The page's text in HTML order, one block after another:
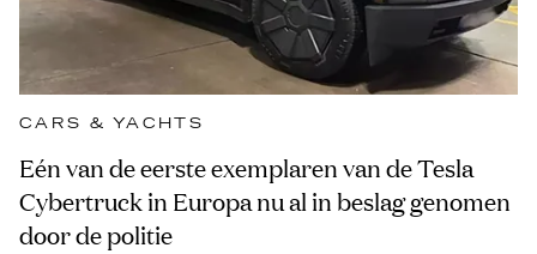
CARS & YACHTS
Eén van de eerste exemplaren van de Tesla
Cybertruck in Europa nu al in beslag genomen
door de politie